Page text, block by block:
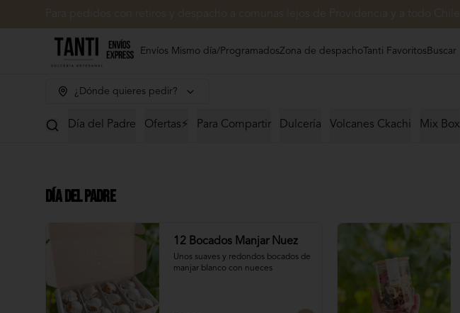
Envíos Mismo día/ProgramadosZona de despacho Tanti Favoritos Buscar
¿Dónde quieres pedir?
Día del Padre Ofertas⚡ Para Compartir Dulcería Volcanes Ckachi Mix Box
Día del Padre
12 Bocados Manjar Nuez
Unos suaves y redondos bocados de
manjar blanco con nueces